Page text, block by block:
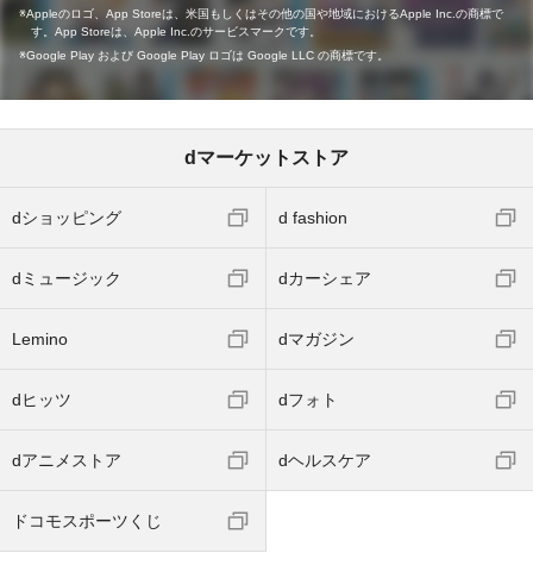
Appleのロゴ、App Storeは、米国もしくはその他の国や地域におけるApple Inc.の商標で
す。App Storeは、Apple Inc.のサービスマークです。
Google Play および Google Play ロゴは Google LLC の商標です。
dマーケットストア
dショッピング d fashion
dミュージック dカーシェア
Lemino dマガジン
dヒッツ dフォト
dアニメストア dヘルスケア
ドコモスポーツくじ